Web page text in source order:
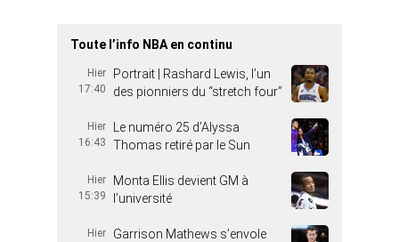
Toute l’info NBA en continu
Hier
17:40
Portrait | Rashard Lewis, l’un
des pionniers du “stretch four”
Hier
16:43
Le numéro 25 d’Alyssa
Thomas retiré par le Sun
Hier
15:39
Monta Ellis devient GM à
l’université
Hier
Garrison Mathews s’envole